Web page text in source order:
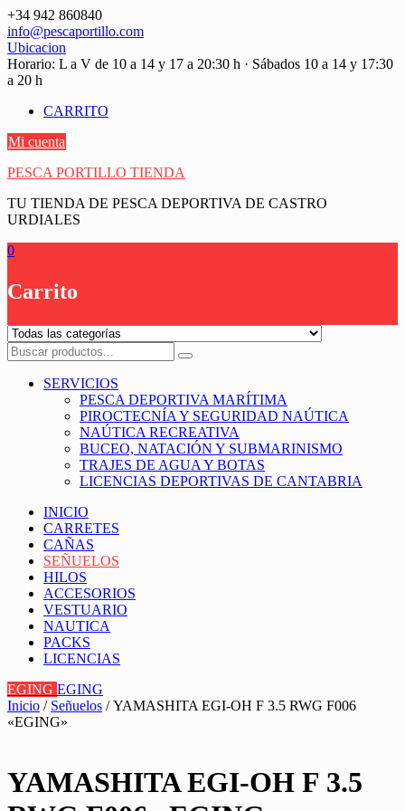
Saltar
contenido
+34 942 860840
info@pescaportillo.com
Ubicacion
Horario: L a V de 10 a 14 y 17 a 20:30 h · Sábados 10 a 14 y 17:30
a 20 h
CARRITO
Mi cuenta
PESCA PORTILLO TIENDA
TU TIENDA DE PESCA DEPORTIVA DE CASTRO
URDIALES
0
Carrito
SERVICIOS
PESCA DEPORTIVA MARÍTIMA
PIROCTECNÍA Y SEGURIDAD NAÚTICA
NAÚTICA RECREATIVA
BUCEO, NATACIÓN Y SUBMARINISMO
TRAJES DE AGUA Y BOTAS
LICENCIAS DEPORTIVAS DE CANTABRIA
INICIO
CARRETES
CAÑAS
SEÑUELOS
HILOS
ACCESORIOS
VESTUARIO
NAUTICA
PACKS
LICENCIAS
EGING EGING
Inicio / Señuelos / YAMASHITA EGI-OH F 3.5 RWG F006
«EGING»
YAMASHITA EGI-OH F 3.5